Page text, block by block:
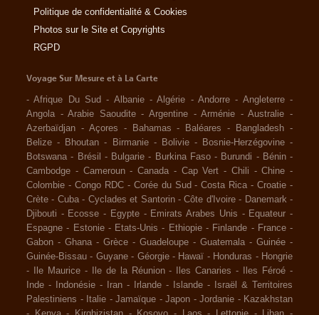
Politique de confidentialité & Cookies
Photos sur le Site et Copyrights
RGPD
Voyage Sur Mesure et à La Carte
-Afrique Du Sud - Albanie -Algérie -Andorre - Angleterre -
Angola -Arabie Saoudite -Argentine -Arménie -Australie -
Azerbaïdjan - Açores - Bahamas - Baléares - Bangladesh -
Belize - Bhoutan - Birmanie - Bolivie - Bosnie-Herzégovine -
Botswana - Brésil - Bulgarie - Burkina Faso - Burundi - Bénin -
Cambodge - Cameroun - Canada - Cap Vert - Chili -Chine -
Colombie - Congo RDC - Corée du Sud -Costa Rica -Croatie -
Crète - Cuba - Cyclades et Santorin -Côte d'Ivoire - Danemark -
Djibouti - Ecosse - Egypte - Emirats Arabes Unis - Equateur -
Espagne - Estonie - Etats-Unis - Ethiopie - Finlande - France -
Gabon - Ghana - Grèce - Guadeloupe - Guatemala - Guinée -
Guinée-Bissau - Guyane - Géorgie - Hawaï - Honduras - Hongrie
-
Ile Maurice - Ile de la Réunion - Iles Canaries - Iles Féroé -
Inde - Indonésie - Iran - Irlande - Islande -
Israël & Territoires
Palestiniens - Italie - Jamaïque - Japon - Jordanie - Kazakhstan